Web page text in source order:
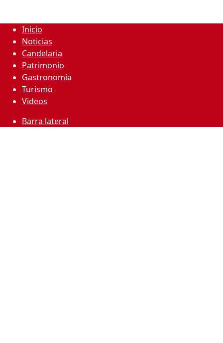
Inicio
Noticias
Candelaria
Patrimonio
Gastronomia
Turismo
Videos
Barra lateral